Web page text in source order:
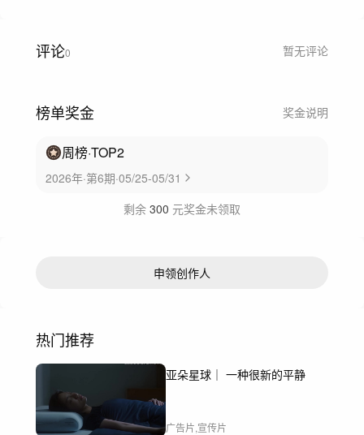
评论0 暂无评论
榜单奖金 奖金说明
周榜·TOP2
2026年·第6期·05/25-05/31
剩余 300 元奖金未领取
申领创作人
热门推荐
亚朵星球｜ 一种很新的平静
广告片,宣传片